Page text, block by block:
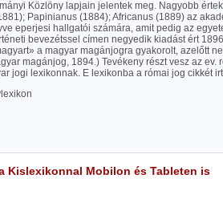
Közlöny lapjain jelentek meg. Nagyobb
Papinianus (1884); Africanus (1889) az
eperjesi hallgatói számára, amit pedig az
bevezétssel címen negyedik kiadást ért
a magyar magánjogra gyakorolt, azelőtt
magánjog, 1894.) Tevékeny részt vesz az
jogi lexikonnak. E lexikonba a római jog cikkét
Kislexikonnal Mobilon és Tableten is